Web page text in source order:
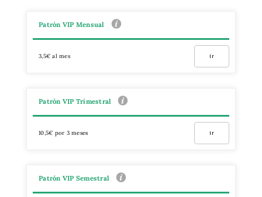
Patrón VIP Mensual
3,5€ al mes Ir
Patrón VIP Trimestral
10,5€ por 3 meses Ir
Patrón VIP Semestral